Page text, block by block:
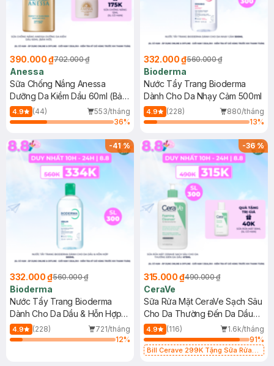
390.000 ₫702.000 ₫
Anessa
Sữa Chống Nắng Anessa
Dưỡng Da Kiềm Dầu 60ml (Bản
Mới)
4.9 (44)
553/tháng
36%
332.000 ₫560.000 ₫
Bioderma
Nước Tẩy Trang Bioderma
Dành Cho Da Nhạy Cảm 500ml
4.9 (228)
880/tháng
13%
-41%
332.000 ₫560.000 ₫
Bioderma
Nước Tẩy Trang Bioderma
Dành Cho Da Dầu & Hỗn Hợp
500ml
4.9 (228)
721/tháng
12%
-36%
315.000 ₫490.000 ₫
CeraVe
Sữa Rửa Mặt CeraVe Sạch Sâu
Cho Da Thường Đến Da Dầu
473ml
4.9 (116)
1.6k/tháng
91%
Bill Cerave 299K Tặng Sữa Rửa